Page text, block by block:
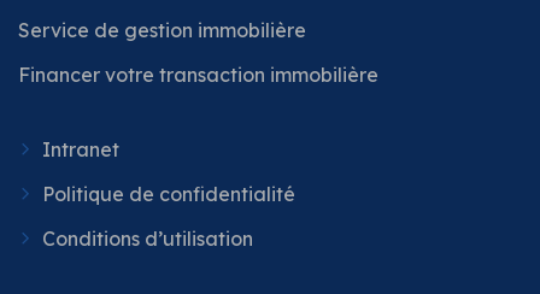
Service de gestion immobilière
Financer votre transaction immobilière
Intranet
Politique de confidentialité
Conditions d’utilisation